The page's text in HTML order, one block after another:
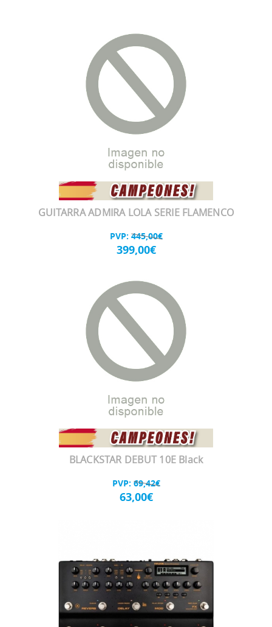
GUITARRA ADMIRA LOLA SERIE FLAMENCO
PVP: 445,00€
399,00€
BLACKSTAR DEBUT 10E Black
PVP: 69,42€
63,00€